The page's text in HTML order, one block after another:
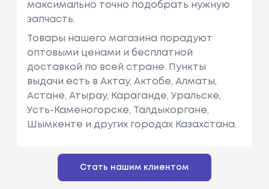
максимально точно подобрать нужную
запчасть.
Товары нашего магазина порадуют
оптовыми ценами и бесплатной
доставкой по всей стране. Пункты
выдачи есть в Актау, Актобе, Алматы,
Астане, Атырау, Караганде, Уральске,
Усть-Каменогорске, Талдыкоргане,
Шымкенте и других городах Казахстана.
Стать нашим клиентом